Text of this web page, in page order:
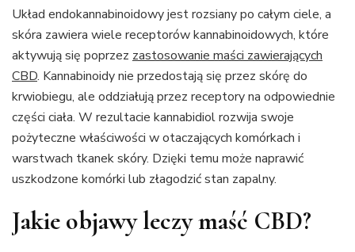
Układ endokannabinoidowy jest rozsiany po całym ciele, a
skóra zawiera wiele receptorów kannabinoidowych, które
aktywują się poprzez zastosowanie maści zawierających
CBD. Kannabinoidy nie przedostają się przez skórę do
krwiobiegu, ale oddziałują przez receptory na odpowiednie
części ciała. W rezultacie kannabidiol rozwija swoje
pożyteczne właściwości w otaczających komórkach i
warstwach tkanek skóry. Dzięki temu może naprawić
uszkodzone komórki lub złagodzić stan zapalny.
Jakie objawy leczy maść CBD?